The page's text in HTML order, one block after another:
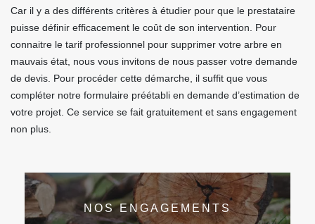
Car il y a des différents critères à étudier pour que le prestataire
puisse définir efficacement le coût de son intervention. Pour
connaitre le tarif professionnel pour supprimer votre arbre en
mauvais état, nous vous invitons de nous passer votre demande
de devis. Pour procéder cette démarche, il suffit que vous
compléter notre formulaire préétabli en demande d’estimation de
votre projet. Ce service se fait gratuitement et sans engagement
non plus.
NOS ENGAGEMENTS